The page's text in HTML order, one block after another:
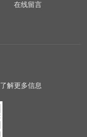
在线留言
解更多信息